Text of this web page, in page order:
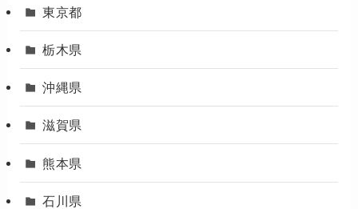
東京都
栃木県
沖縄県
滋賀県
熊本県
石川県